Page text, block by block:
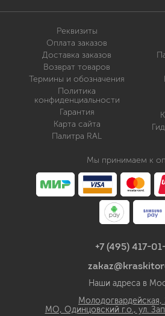
Реквизиты
Оплата заказов
Доставка заказов
Возврат товаров
Термины и обозначения
Политика
конфиденциальности
Гарантия
Карта сайта
Палитра RAL
Мы принимаем к
+7 (495) 417-
Наши адреса в
Молодогвардейская,
МО, Одинцовский г.о., ул.